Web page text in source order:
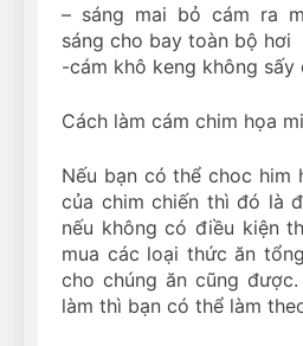
– sáng mai bỏ cám ra
sáng cho bay toàn bộ hơi
-cám khô keng không sấy
Cách làm cám chim họa
Nếu bạn có thể choc him
của chim chiến thì đó là
nếu không có điều kiện
mua các loại thức ăn
cho chúng ăn cũng
làm thì bạn có thể làm